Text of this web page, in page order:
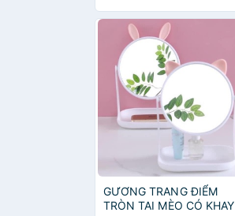
GƯƠNG TRANG ĐIỂM
TRÒN TAI MÈO CÓ KHAY